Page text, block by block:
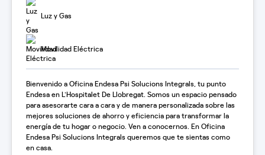
Luz y Gas
Movilidad Eléctrica
Bienvenido a Oficina Endesa Psi Solucions Integrals, tu punto
Endesa en L'Hospitalet De Llobregat. Somos un espacio pensado
para asesorarte cara a cara y de manera personalizada sobre las
mejores soluciones de ahorro y eficiencia para transformar la
energía de tu hogar o negocio. Ven a conocernos. En Oficina
Endesa Psi Solucions Integrals queremos que te sientas como
en casa.